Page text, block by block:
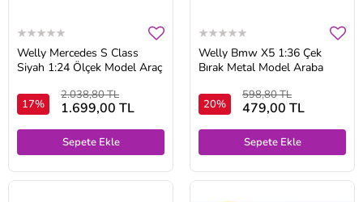
Welly Mercedes S Class
Siyah 1:24 Ölçek Model Araç
17%
2.038,80 TL
1.699,00 TL
Sepete Ekle
Welly Bmw X5 1:36 Çek
Bırak Metal Model Araba
20%
598,80 TL
479,00 TL
Sepete Ekle